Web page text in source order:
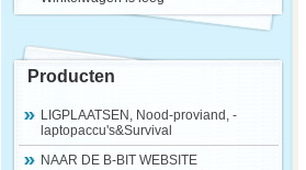
Producten
LIGPLAATSEN, Nood-proviand, -
laptopaccu's&Survival
NAAR DE B-BIT WEBSITE